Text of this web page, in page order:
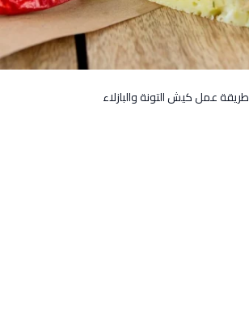
طريقة عمل كيش التونة والبازلاء